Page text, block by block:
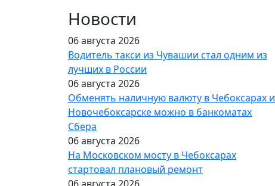
Новости
06 августа 2026
Водитель такси из Чувашии стал одним из
лучших в России
06 августа 2026
Обменять наличную валюту в Чебоксарах и
Новочебоксарске можно в банкоматах
Сбера
06 августа 2026
На Московском мосту в Чебоксарах
стартовал плановый ремонт